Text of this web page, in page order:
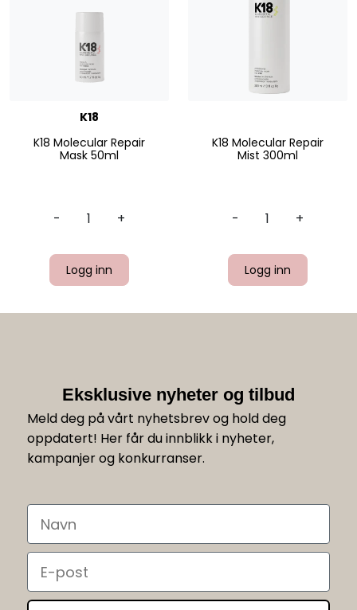
K18
K18 Molecular Repair
Mask 50ml
- +
Logg inn
K18 Molecular Repair
Mist 300ml
- +
Logg inn
Eksklusive nyheter og tilbud
Meld deg på vårt nyhetsbrev og hold deg
oppdatert! Her får du innblikk i nyheter,
kampanjer og konkurranser.
Navn
Email